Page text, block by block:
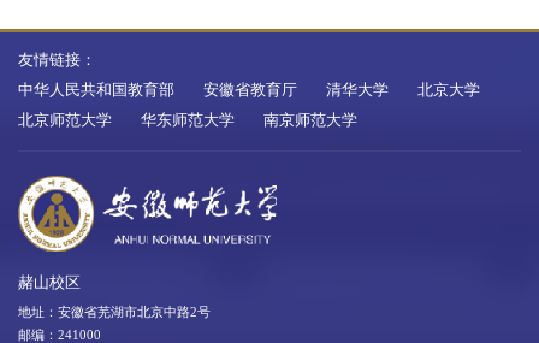
友情链接：
中华人民共和国教育部
安徽省教育厅 清华大学
北京大学
北京师范大学
华东师范大学 南京师范大学
赭山校区
地址：安徽省芜湖市北京中路2号
邮编：241000